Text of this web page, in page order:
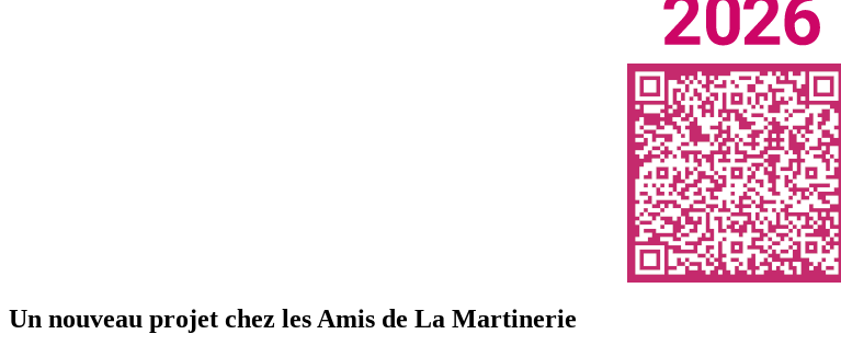
Un nouveau projet chez les Amis de La Martinerie